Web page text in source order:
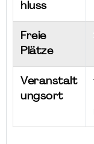
hluss
Freie
Plätze
Veranstalt
ungsort